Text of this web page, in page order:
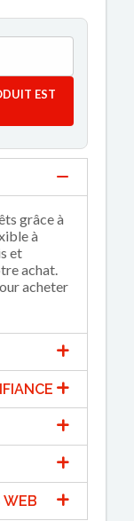
EST
grâce à
à
et
achat.
acheter
WEB